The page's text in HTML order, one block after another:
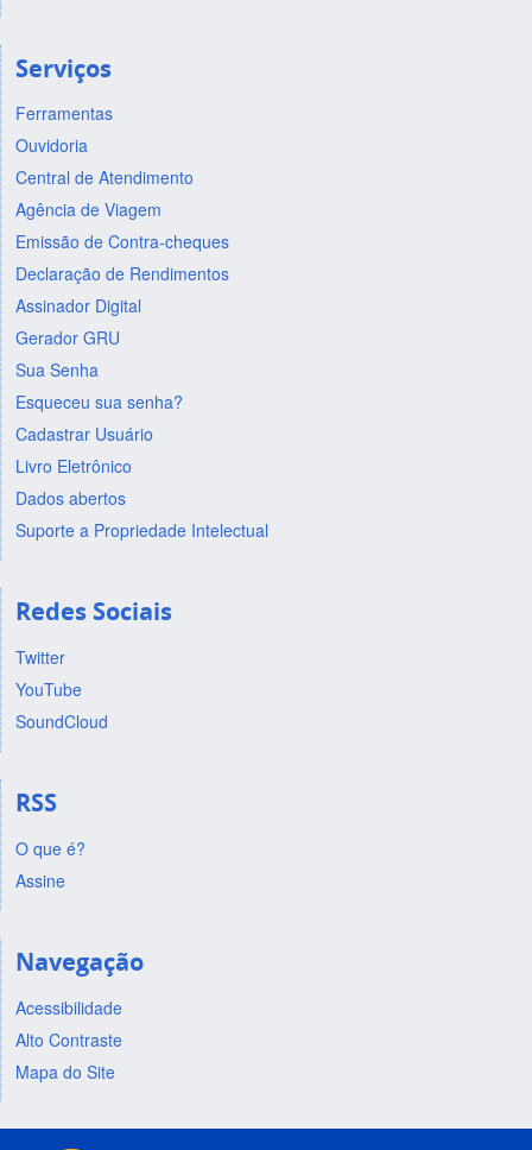
Serviços
Ferramentas
Ouvidoria
Central de Atendimento
Agência de Viagem
Emissão de Contra-cheques
Declaração de Rendimentos
Assinador Digital
Gerador GRU
Sua Senha
Esqueceu sua senha?
Cadastrar Usuário
Livro Eletrônico
Dados abertos
Suporte a Propriedade Intelectual
Redes Sociais
Twitter
YouTube
SoundCloud
RSS
O que é?
Assine
Navegação
Acessibilidade
Alto Contraste
Mapa do Site